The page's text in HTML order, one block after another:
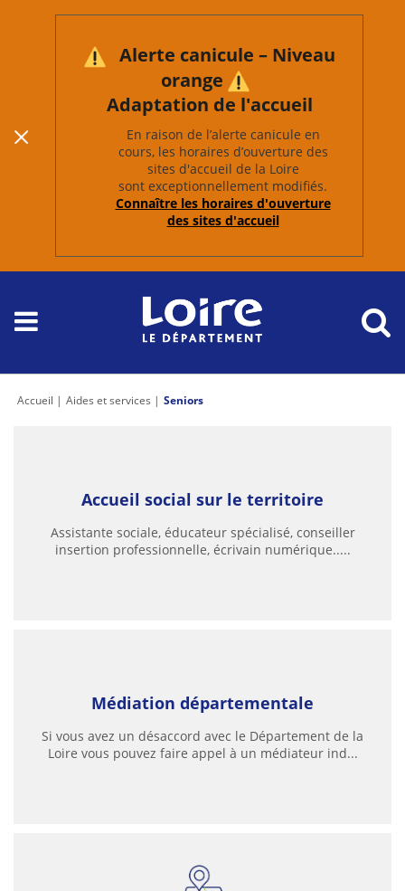
Alerte canicule – Niveau
orange
Adaptation de l'accueil
En raison de l’alerte canicule en
cours, les horaires d’ouverture des
sites d'accueil de la Loire
sont exceptionnellement modifiés.
Connaître les horaires d'ouverture
des sites d'accueil
Accueil Aides et services Seniors
Accueil social sur le territoire
Assistante sociale, éducateur spécialisé, conseiller
insertion professionnelle, écrivain numérique.....
Médiation départementale
Si vous avez un désaccord avec le Département de la
Loire vous pouvez faire appel à un médiateur ind...